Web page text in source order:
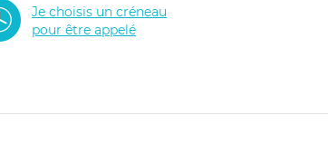
Je choisis un créneau
pour être appelé